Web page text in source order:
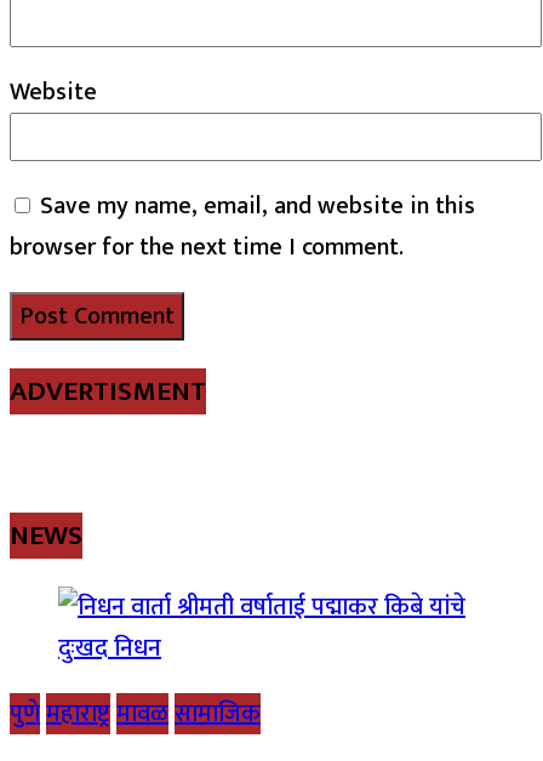
Website
Save my name, email, and website in this
browser for the next time I comment.
ADVERTISMENT
NEWS
पुणेमहाराष्ट्रमावळसामाजिक